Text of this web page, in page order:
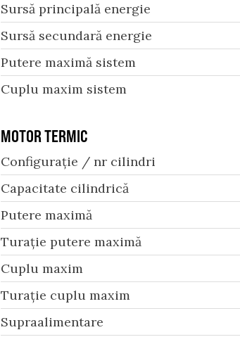
Sursă principală energie
Sursă secundară energie
Putere maximă sistem
Cuplu maxim sistem
MOTOR TERMIC
Configurație / nr cilindri
Capacitate cilindrică
Putere maximă
Turație putere maximă
Cuplu maxim
Turație cuplu maxim
Supraalimentare